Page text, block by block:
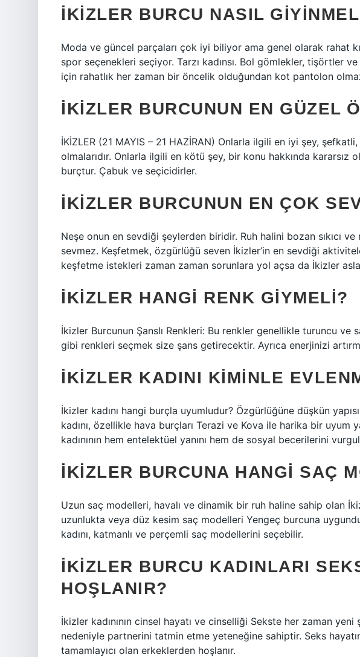
İKIZLER BURCU NASIL
Moda ve güncel parçaları çok iyi biliyor ama genel olarak rahat
spor seçenekleri seçiyor. Tarzı kadınsı. Bol gömlekler, tişörtler
için rahatlık her zaman bir öncelik olduğundan kot pantolon
İKIZLER BURCUNUN EN GÜZEL
İKİZLER (21 MAYIS – 21 HAZİRAN) Onlarla ilgili en iyi şey,
olmalarıdır. Onlarla ilgili en kötü şey, bir konu hakkında kararsız
burçtur. Çabuk ve seçicidirler.
İKIZLER BURCUNUN EN ÇOK
Neşe onun en sevdiği şeylerden biridir. Ruh halini bozan sıkıcı
sevmez. Keşfetmek, özgürlüğü seven İkizler’in en sevdiği
keşfetme istekleri zaman zaman sorunlara yol açsa da İkizler
İKIZLER HANGI RENK GIYMELI?
İkizler Burcunun Şanslı Renkleri: Bu renkler genellikle turuncu ve
gibi renkleri seçmek size şans getirecektir. Ayrıca enerjinizi
İKIZLER KADINI KIMINLE
İkizler kadını hangi burçla uyumludur? Özgürlüğüne düşkün
kadını, özellikle hava burçları Terazi ve Kova ile harika bir uyum
kadınının hem entelektüel yanını hem de sosyal becerilerini
İKIZLER BURCUNA HANGI SAÇ
Uzun saç modelleri, havalı ve dinamik bir ruh haline sahip olan
uzunlukta veya düz kesim saç modelleri Yengeç burcuna
kadını, katmanlı ve perçemli saç modellerini seçebilir.
İKIZLER BURCU KADINLARI
HOŞLANIR?
İkizler kadınının cinsel hayatı ve cinselliği Sekste her zaman
nedeniyle partnerini tatmin etme yeteneğine sahiptir. Seks
tamamlayıcı olan erkeklerden hoşlanır.